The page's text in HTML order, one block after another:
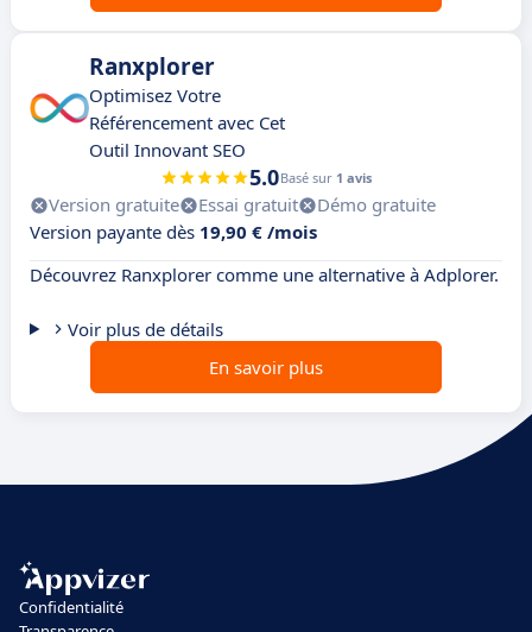
Ranxplorer
Optimisez Votre
Référencement avec Cet
Outil Innovant SEO
5.0Basé sur 1 avis
Version gratuite Essai gratuit
Démo gratuite
Version payante dès 19,90 € /mois
Découvrez Ranxplorer comme une alternative à Adplorer.
Voir plus de détails
En savoir plus
Confidentialité